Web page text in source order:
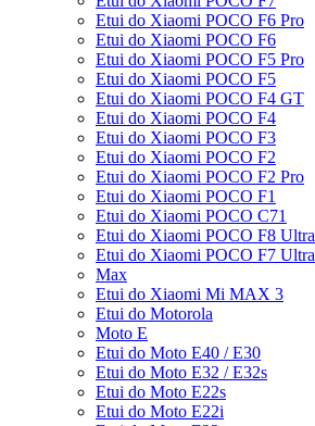
Etui do Xiaomi POCO F6 Pro
Etui do Xiaomi POCO F6
Etui do Xiaomi POCO F5 Pro
Etui do Xiaomi POCO F5
Etui do Xiaomi POCO F4 GT
Etui do Xiaomi POCO F4
Etui do Xiaomi POCO F3
Etui do Xiaomi POCO F2
Etui do Xiaomi POCO F2 Pro
Etui do Xiaomi POCO F1
Etui do Xiaomi POCO C71
Etui do Xiaomi POCO F8 Ultra
Etui do Xiaomi POCO F7 Ultra
Max
Etui do Xiaomi Mi MAX 3
Etui do Motorola
Moto E
Etui do Moto E40 / E30
Etui do Moto E32 / E32s
Etui do Moto E22s
Etui do Moto E22i